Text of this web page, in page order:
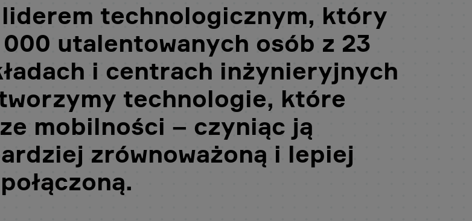
technologicznym, który
utalentowanych osób z 23
i centrach inżynieryjnych
technologie, które
mobilności – czyniąc ją
zrównoważoną i lepiej
połączoną.